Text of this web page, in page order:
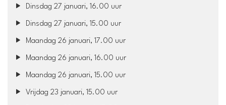
Dinsdag 27 januari, 16.00 uur
Dinsdag 27 januari, 15.00 uur
Maandag 26 januari, 17.00 uur
Maandag 26 januari, 16.00 uur
Maandag 26 januari, 15.00 uur
Vrijdag 23 januari, 15.00 uur